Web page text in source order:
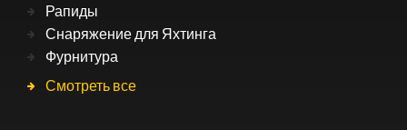
Рапиды
Снаряжение для Яхтинга
Фурнитура
Смотреть все